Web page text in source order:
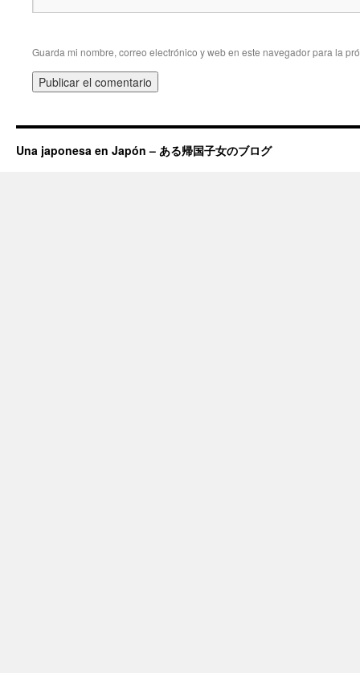
Guarda mi nombre, correo electrónico y web en este navegador para la
Una japonesa en Japón – ある帰国子女のブログ